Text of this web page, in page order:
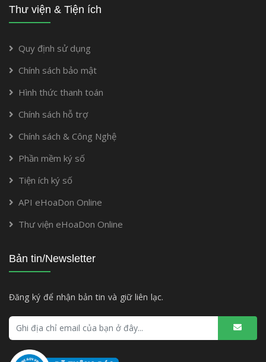
Thư viện & Tiện ích
Quy định sử dụng
Chính sách bảo mật
Hình thức thanh toán
Chính sách hỗ trợ
Chính sách & Công Nghệ
Phần mềm ký số
Tiện ích ký số
API eHoaDon Online
Thư viện eHoaDon Online
Bản tin/Newsletter
Đăng ký để nhận bản tin và giữ liên lạc.